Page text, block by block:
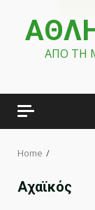
ΑΠΟ ΤΗ
Home
Αχαϊκός